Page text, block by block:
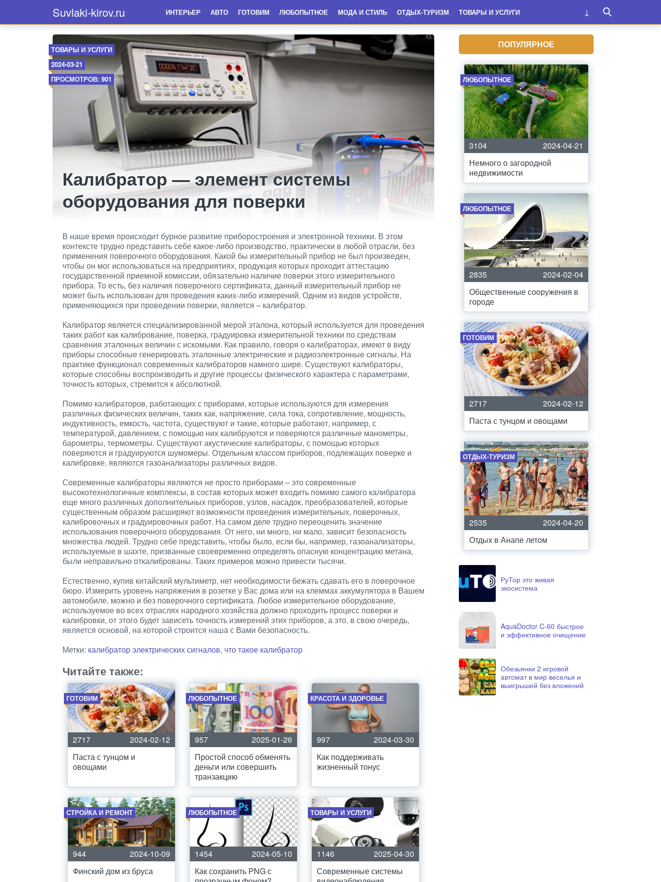
Suvlaki-kirov.ru ИНТЕРЬЕР АВТО ГОТОВИМ ЛЮБОПЫТНОЕ МОДА И СТИЛЬ ОТДЫХ-ТУРИЗМ ТОВАРЫ И УСЛУГИ
ТОВАРЫ И УСЛУГИ
2024-03-21
ПРОСМОТРОВ: 901
Калибратор — элемент системы
оборудования для поверки
В наше время происходит бурное развитие приборостроения и электронной техники. В этом
контексте трудно представить себе какое-либо производство, практически в любой отрасли, без
применения поверочного оборудования. Какой бы измерительный прибор не был произведен,
чтобы он мог использоваться на предприятиях, продукция которых проходит аттестацию
государственной приемной комиссии, обязательно наличие поверки этого измерительного
прибора. То есть, без наличия поверочного сертификата, данный измерительный прибор не
может быть использован для проведения каких-либо измерений. Одним из видов устройств,
применяющихся при проведении поверки, является – калибратор.
Калибратор является специализированной мерой эталона, который используется для проведения
таких работ как калибрование, поверка, градуировка измерительной техники по средствам
сравнения эталонных величин с искомыми. Как правило, говоря о калибраторах, имеют в виду
приборы способные генерировать эталонные электрические и радиоэлектронные сигналы. На
практике функционал современных калибраторов намного шире. Существуют калибраторы,
которые способны воспроизводить и другие процессы физического характера с параметрами,
точность которых, стремится к абсолютной.
Помимо калибраторов, работающих с приборами, которые используются для измерения
различных физических величин, таких как, напряжение, сила тока, сопротивление, мощность,
индуктивность, емкость, частота, существуют и такие, которые работают, например, с
температурой, давлением, с помощью них калибруются и поверяются различные манометры,
барометры, термометры. Существуют акустические калибраторы, с помощью которых
поверяются и градуируются шумомеры. Отдельным классом приборов, подлежащих поверке и
калибровке, являются газоанализаторы различных видов.
Современные калибраторы являются не просто приборами – это современные
высокотехнологичные комплексы, в состав которых может входить помимо самого калибратора
еще много различных дополнительных приборов, узлов, насадок, преобразователей, которые
существенным образом расширяют возможности проведения измерительных, поверочных,
калибровочных и градуировочных работ. На самом деле трудно переоценить значение
использования поверочного оборудования. От него, ни много, ни мало, зависит безопасность
множества людей. Трудно себе представить, чтобы было, если бы, например, газоанализаторы,
используемые в шахте, призванные своевременно определять опасную концентрацию метана,
были неправильно откалиброваны. Таких примеров можно привести тысячи.
Естественно, купив китайский мультиметр, нет необходимости бежать сдавать его в поверочное
бюро. Измерить уровень напряжения в розетке у Вас дома или на клеммах аккумулятора в Вашем
автомобиле, можно и без поверочного сертификата. Любое измерительное оборудование,
используемое во всех отраслях народного хозяйства должно проходить процесс поверки и
калибровки, от этого будет зависеть точность измерений этих приборов, а это, в свою очередь,
является основой, на которой строится наша с Вами безопасность.
Метки: калибратор электрических сигналов, что такое калибратор
Читайте также:
ГОТОВИМ
2717
2024-02-12
Паста с тунцом и
овощами
ЛЮБОПЫТНОЕ
957
2025-01-26
Простой способ обменять
деньги или совершить
транзакцию
КРАСОТА И ЗДОРОВЬЕ
997
2024-03-30
Как поддерживать
жизненный тонус
СТРОЙКА И РЕМОНТ
944
2024-10-09
Финский дом из бруса
ЛЮБОПЫТНОЕ
1454
2024-05-10
Как сохранить PNG с
ТОВАРЫ И УСЛУГИ
1146
2025-04-30
Современные системы
ПОПУЛЯРНОЕ
ЛЮБОПЫТНОЕ
3104
2024-04-21
Немного о загородной
недвижимости
ЛЮБОПЫТНОЕ
2835
2024-02-04
Общественные сооружения в
городе
ГОТОВИМ
2717
2024-02-12
Паста с тунцом и овощами
ОТДЫХ-ТУРИЗМ
2535
2024-04-20
Отдых в Анапе летом
РуТор это живая
экосистема
AquaDoctor C-60 быстрое
и эффективное очищение
Обезьянки 2 игровой
автомат в мир веселья и
выигрышей без вложений